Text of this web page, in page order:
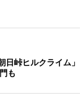
日峠ヒルクライム」
も